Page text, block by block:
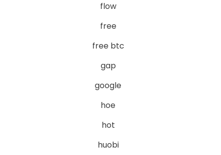
flow
free
free btc
gap
google
hoe
hot
huobi